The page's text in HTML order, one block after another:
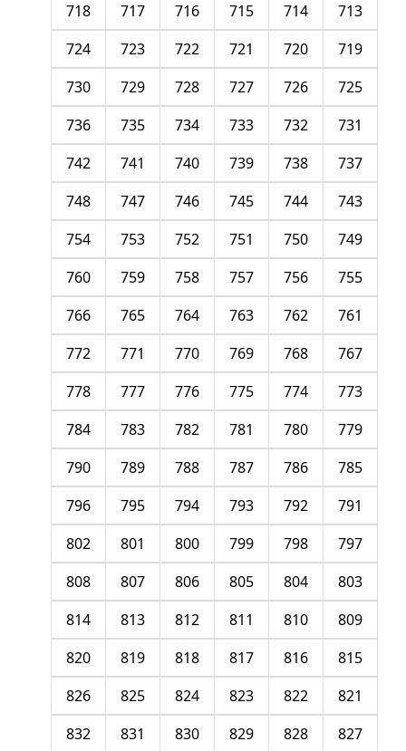
713
714
715
716
717
718
719
720
721
722
723
724
725
726
727
728
729
730
731
732
733
734
735
736
737
738
739
740
741
742
743
744
745
746
747
748
749
750
751
752
753
754
755
756
757
758
759
760
761
762
763
764
765
766
767
768
769
770
771
772
773
774
775
776
777
778
779
780
781
782
783
784
785
786
787
788
789
790
791
792
793
794
795
796
797
798
799
800
801
802
803
804
805
806
807
808
809
810
811
812
813
814
815
816
817
818
819
820
821
822
823
824
825
826
827
828
829
830
831
832